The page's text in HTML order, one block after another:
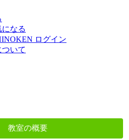
なる
ログイン
いて
教室の概要